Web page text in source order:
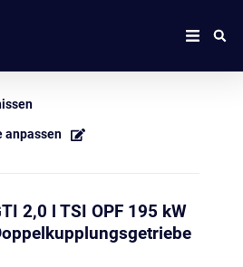
anpassen
2,0 l TSI OPF 195 kW